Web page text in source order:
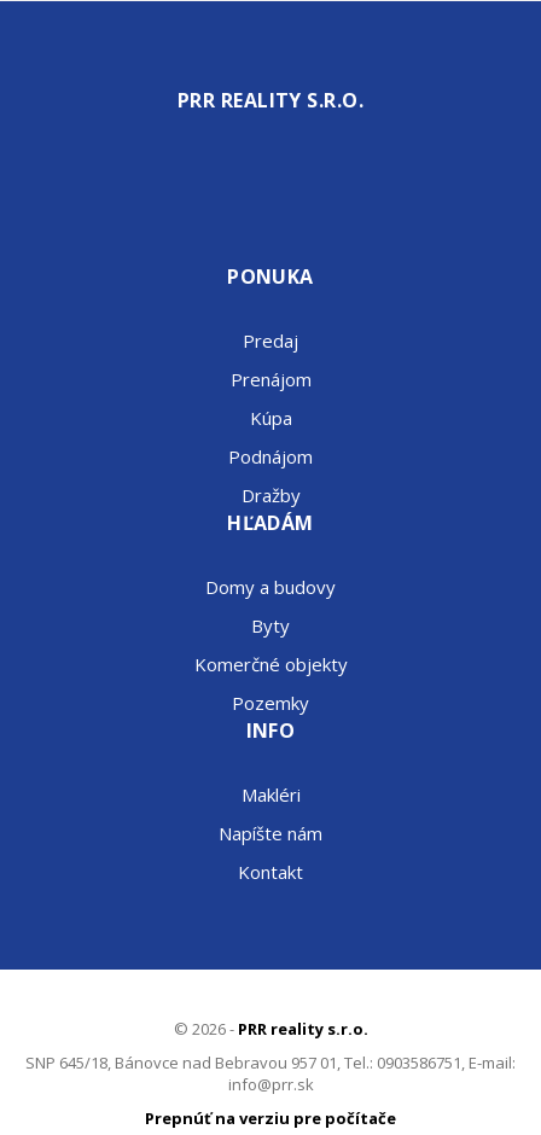
PRR REALITY S.R.O.
PONUKA
Predaj
Prenájom
Kúpa
Podnájom
Dražby
HĽADÁM
Domy a budovy
Byty
Komerčné objekty
Pozemky
INFO
Makléri
Napíšte nám
Kontakt
© 2026 - PRR reality s.r.o.
SNP 645/18, Bánovce nad Bebravou 957 01, Tel.: 0903586751, E-mail:
info@prr.sk
Prepnúť na verziu pre počítače